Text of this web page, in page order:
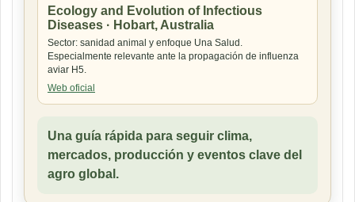
Ecology and Evolution of Infectious
Diseases · Hobart, Australia
Sector: sanidad animal y enfoque Una Salud.
Especialmente relevante ante la propagación de influenza
aviar H5.
Web oficial
Una guía rápida para seguir clima,
mercados, producción y eventos clave del
agro global.